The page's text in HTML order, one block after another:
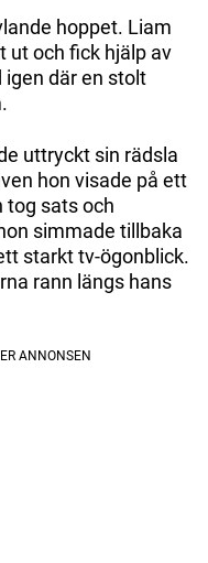
hoppet. Liam
ut och fick hjälp av
igen där en stolt
uttryckt sin rädsla
hon visade på ett
tog sats och
simmade tillbaka
starkt tv-ögonblick.
rann längs hans